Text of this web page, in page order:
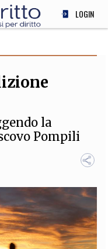
LOGIN
AUTORI CURATORI
CON NOI
la
Pompili